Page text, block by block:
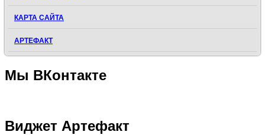
КАРТА САЙТА
АРТЕФАКТ
Мы ВКонтакте
Виджет Артефакт